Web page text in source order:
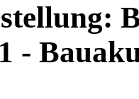
-